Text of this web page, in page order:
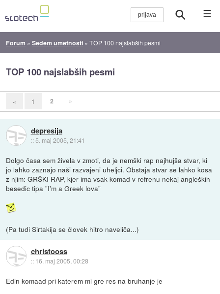
☰
Forum »Sedem umetnosti »TOP 100 najslabših pesmi
TOP 100 najslabših pesmi
« 1 2 »
depresija
:: 5. maj 2005, 21:41
Dolgo časa sem živela v zmoti, da je nemški rap najhujša stvar, ki
jo lahko zaznajo naši razvajeni uheljci. Obstaja stvar se lahko kosa
z njim: GRŠKI RAP, kjer ima vsak komad v refrenu nekaj angleških
besedic tipa "I'm a Greek lova"
(Pa tudi Sirtakija se človek hitro naveliča...)
christooss
:: 16. maj 2005, 00:28
Edin komaad pri katerem mi gre res na bruhanje je